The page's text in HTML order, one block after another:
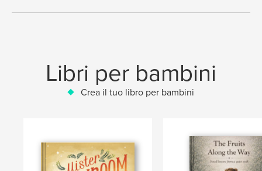
Libri per bambini
Crea il tuo libro per bambini